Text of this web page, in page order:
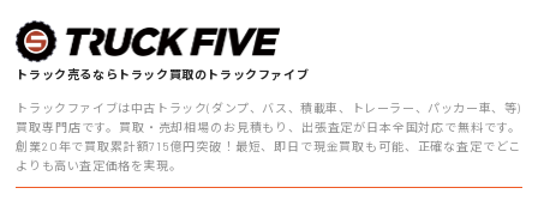
トラック売るならトラック買取のトラックファイブ
トラックファイブは中古トラック(ダンプ、バス、積載車、トレーラー、パッカー車、等)
買取専門店です。買取・売却相場のお見積もり、出張査定が日本全国対応で無料です。
創業20年で買取累計額715億円突破！最短、即日で現金買取も可能、正確な査定でどこ
よりも高い査定価格を実現。